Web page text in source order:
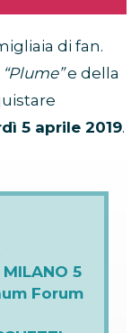
di fan.
“Plume”e della
5 aprile 2019.
MILANO 5
Forum